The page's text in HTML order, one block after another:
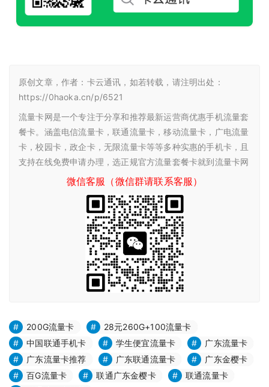
原创文章，作者：卡云通讯，如若转载，请注明出处：
https://0haoka.cn/p/6521
流量卡网是一个专注于分享和推荐最新运营商优惠手机流量套
餐卡。涵盖电信流量卡，联通流量卡，移动流量卡，广电流量
卡，校园卡，政企卡，无限流量卡等等多种实惠的手机卡，且
支持在线免费申请办理，选正规官方流量套餐卡就到流量卡网
微信客服（微信群请联系客服）
200G流量卡
28元260G+100流量卡
中国联通手机卡
学生便宜流量卡
广东流量卡
广东流量卡推荐
广东联通流量卡
广东金樱卡
百G流量卡
联通广东金樱卡
联通流量卡